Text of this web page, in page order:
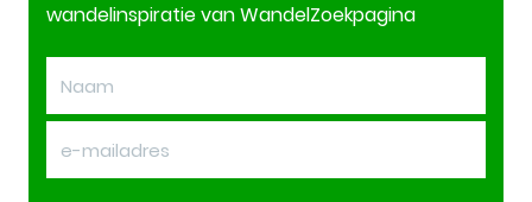
wandelinspiratie van WandelZoekpagina